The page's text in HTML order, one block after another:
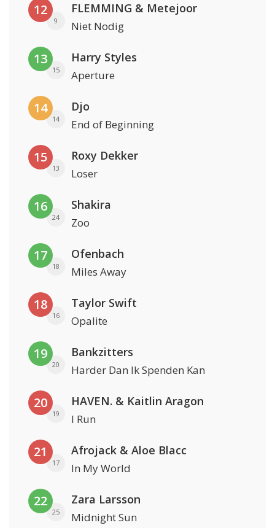
12
9
FLEMMING & Metejoor
Niet Nodig
13
15
Harry Styles
Aperture
14
14
Djo
End of Beginning
15
13
Roxy Dekker
Loser
16
24
Shakira
Zoo
17
18
Ofenbach
Miles Away
18
16
Taylor Swift
Opalite
19
20
Bankzitters
Harder Dan Ik Spenden Kan
20
19
HAVEN. & Kaitlin Aragon
I Run
21
17
Afrojack & Aloe Blacc
In My World
22
25
Zara Larsson
Midnight Sun